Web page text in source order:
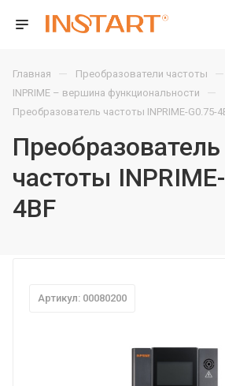
Главная — Преобразователи частоты —
INPRIME – вершина функциональности —
Преобразователь частоты INPRIME-G0.75-
Преобразователь
частоты
4BF
Артикул: 00080200